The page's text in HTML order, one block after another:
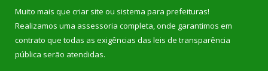
Muito mais que criar site ou sistema para prefeituras!
Realizamos uma assessoria completa, onde garantimos em
contrato que todas as exigências das leis de transparência
pública serão atendidas.